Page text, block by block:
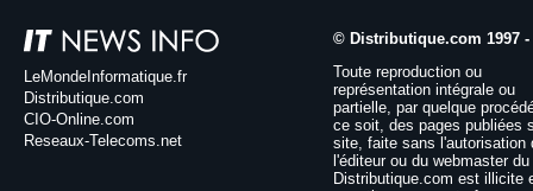
LeMondeInformatique.fr
Distributique.com
CIO-Online.com
Reseaux-Telecoms.net
© Distributique.com 1997 -
Toute reproduction ou
représentation intégrale ou
partielle, par quelque
ce soit, des pages publiées
site, faite sans l'autorisation
l'éditeur ou du webmaster
Distributique.com est illicite